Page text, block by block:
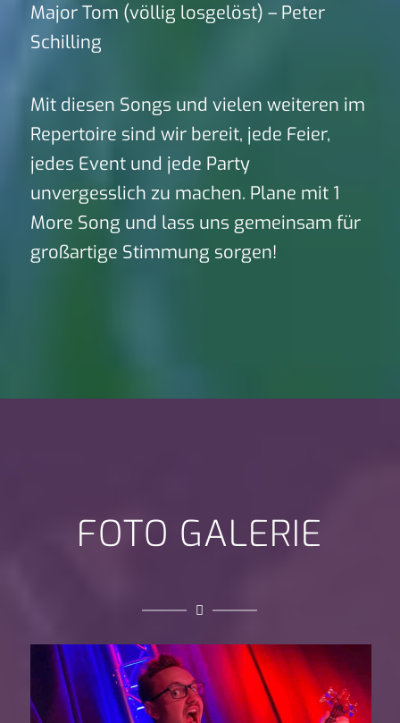
Major Tom (völlig losgelöst) – Peter
Schilling
Mit diesen Songs und vielen weiteren im
Repertoire sind wir bereit, jede Feier,
jedes Event und jede Party
unvergesslich zu machen. Plane mit 1
More Song und lass uns gemeinsam für
großartige Stimmung sorgen!
FOTO GALERIE